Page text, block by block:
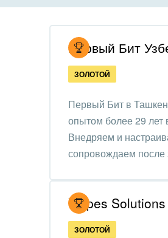
Внедрение КЭДО
Интеграция с 1С
Организация задач и
Внедрение Бизнес-
процессов
администрирование
Создание сайтов
Интернет-магазин и
Первый Бит
ЗОЛОТОЙ
Первый Бит в
опытом более 29 лет
Внедряем и
сопровождаем после
Vulpes Solutions
ЗОЛОТОЙ